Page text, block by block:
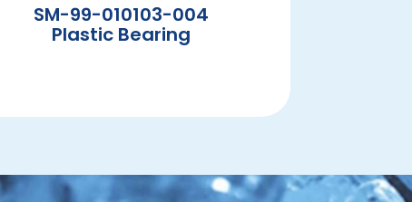
SM-99-010103-004
Plastic Bearing